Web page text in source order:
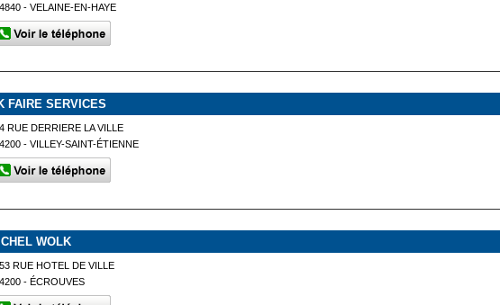
- VELAINE-EN-HAYE
FAIRE SERVICES
RUE DERRIERE LA VILLE
- VILLEY-SAINT-ÉTIENNE
WOLK
RUE HOTEL DE VILLE
- ÉCROUVES